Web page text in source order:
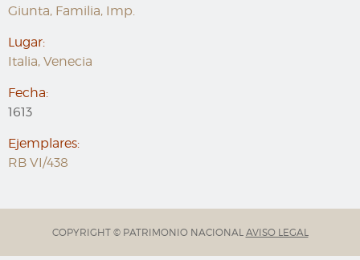
Giunta, Familia, Imp.
Lugar:
Italia, Venecia
Fecha:
1613
Ejemplares:
RB VI/438
COPYRIGHT © PATRIMONIO NACIONAL AVISO LEGAL